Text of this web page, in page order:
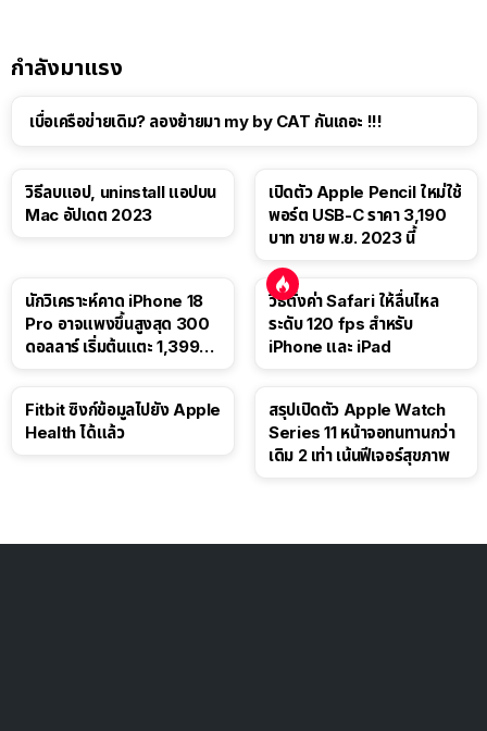
กำลังมาแรง
เบื่อเครือข่ายเดิม? ลองย้ายมา my by CAT กันเถอะ !!!
วิธีลบแอป, uninstall แอปบน
Mac อัปเดต 2023
เปิดตัว Apple Pencil ใหม่ใช้
พอร์ต USB-C ราคา 3,190
บาท ขาย พ.ย. 2023 นี้
นักวิเคราะห์คาด iPhone 18
Pro อาจแพงขึ้นสูงสุด 300
ดอลลาร์ เริ่มต้นแตะ 1,399
วิธีตั้งค่า Safari ให้ลื่นไหล
ระดับ 120 fps สำหรับ
iPhone และ iPad
Fitbit ซิงก์ข้อมูลไปยัง Apple
Health ได้แล้ว
สรุปเปิดตัว Apple Watch
Series 11 หน้าจอทนทานกว่า
เดิม 2 เท่า เน้นฟีเจอร์สุขภาพ